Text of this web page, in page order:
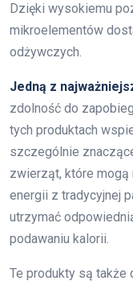
Dzięki wysokiemu
mikroelementów
odżywczych.
Jedną z
zdolność do
tych produktach
szczególnie
zwierząt, które
energii z tradycyjnej
utrzymać
podawaniu kalorii.
Te produkty są także